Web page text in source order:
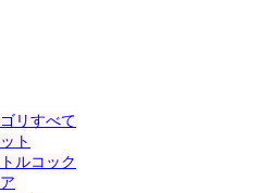
リすべて
ト
ルコック